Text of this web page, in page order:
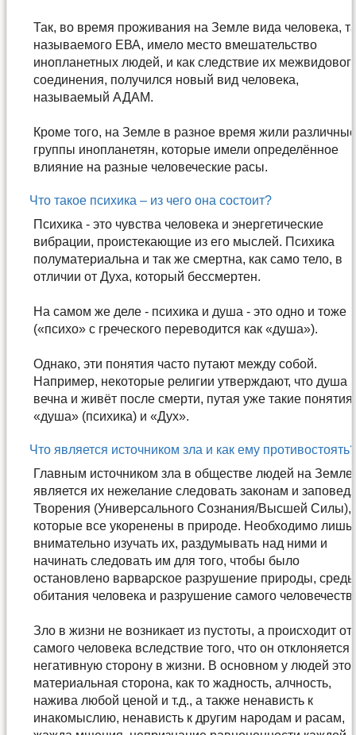
Так, во время проживания на Земле вида человека,
называемого ЕВА, имело место вмешательство
инопланетных людей, и как следствие их
соединения, получился новый вид человека,
называемый АДАМ.
Кроме того, на Земле в разное время жили
группы инопланетян, которые имели определённое
влияние на разные человеческие расы.
Что такое психика – из чего она состоит?
Психика - это чувства человека и энергетические
вибрации, проистекающие из его мыслей. Психика
полуматериальна и так же смертна, как само тело, в
отличии от Духа, который бессмертен.
На самом же деле - психика и душа - это одно и тоже
(«психо» с греческого переводится как «душа»).
Однако, эти понятия часто путают между собой.
Например, некоторые религии утверждают, что душа
вечна и живёт после смерти, путая уже такие понятия
«душа» (психика) и «Дух».
Что является источником зла и как ему
Главным источником зла в обществе людей на Земле
является их нежелание следовать законам и
Творения (Универсального Сознания/Высшей Силы),
которые все укоренены в природе. Необходимо лишь
внимательно изучать их, раздумывать над ними и
начинать следовать им для того, чтобы было
остановлено варварское разрушение природы,
обитания человека и разрушение самого
Зло в жизни не возникает из пустоты, а происходит от
самого человека вследствие того, что он отклоняется
негативную сторону в жизни. В основном у людей это
материальная сторона, как то жадность, алчность,
нажива любой ценой и т.д., а также ненависть к
инакомыслию, ненависть к другим народам и расам,